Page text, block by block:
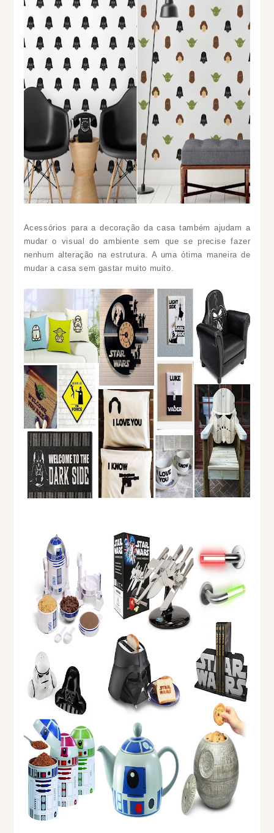
Acessórios para a decoração da casa também ajudam a
mudar o visual do ambiente sem que se precise fazer
nenhum alteração na estrutura . A uma ótima maneira de
mudar a casa sem gastar muito muito.